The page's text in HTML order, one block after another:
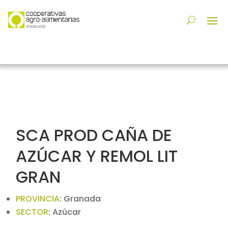
SCA PROD CAÑA DE
AZÚCAR Y REMOL LIT
GRAN
PROVINCIA: Granada
SECTOR: Azúcar